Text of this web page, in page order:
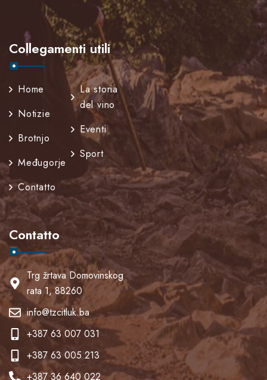
Collegamenti utili
Home
Notizie
Brotnjo
Međugorje
Contatto
La storia
del vino
Eventi
Sport
Contatto
Trg žrtava Domovinskog
rata 1, 88260
info@tzcitluk.ba
+387 63 007 031
+387 63 005 213
+387 36 640 022